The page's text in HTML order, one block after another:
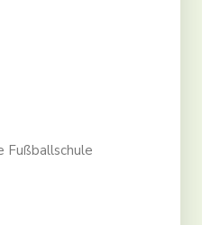
Fußballschule